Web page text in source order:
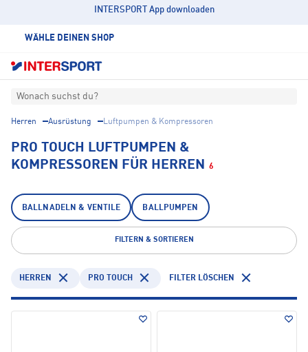
INTERSPORT App downloaden
WÄHLE DEINEN SHOP
Wonach suchst du?
Herren Ausrüstung Luftpumpen & Kompressoren
PRO TOUCH LUFTPUMPEN &
KOMPRESSOREN FÜR HERREN 6
BALLNADELN & VENTILE BALLPUMPEN
FILTERN & SORTIEREN
HERREN PRO TOUCH FILTER LÖSCHEN